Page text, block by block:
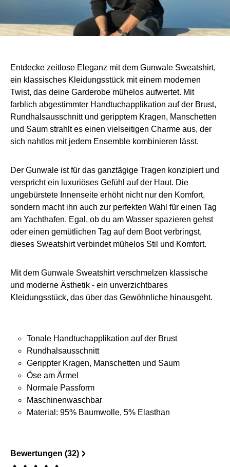
Entdecke zeitlose Eleganz mit dem Gunwale Sweatshirt,
ein klassisches Kleidungsstück mit einem modernen
Twist, das deine Garderobe mühelos aufwertet. Mit
farblich abgestimmter Handtuchapplikation auf der Brust,
Rundhalsausschnitt und geripptem Kragen, Manschetten
und Saum strahlt es einen vielseitigen Charme aus, der
sich nahtlos mit jedem Ensemble kombinieren lässt.
Der Gunwale ist für das ganztägige Tragen konzipiert und
verspricht ein luxuriöses Gefühl auf der Haut. Die
ungebürstete Innenseite erhöht nicht nur den Komfort,
sondern macht ihn auch zur perfekten Wahl für einen Tag
am Yachthafen. Egal, ob du am Wasser spazieren gehst
oder einen gemütlichen Tag auf dem Boot verbringst,
dieses Sweatshirt verbindet mühelos Stil und Komfort.
Mit dem Gunwale Sweatshirt verschmelzen klassische
und moderne Ästhetik - ein unverzichtbares
Kleidungsstück, das über das Gewöhnliche hinausgeht.
Tonale Handtuchapplikation auf der Brust
Rundhalsausschnitt
Gerippter Kragen, Manschetten und Saum
Öse am Ärmel
Normale Passform
Maschinenwaschbar
Material: 95% Baumwolle, 5% Elasthan
Bewertungen (32)